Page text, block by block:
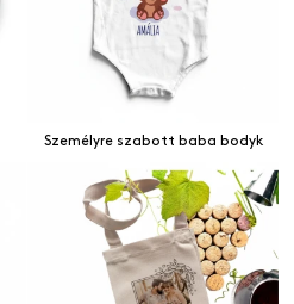
Személyre szabott baba bodyk